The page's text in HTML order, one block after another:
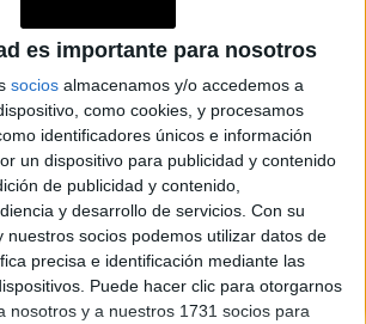
es importante para nosotros
socios almacenamos y/o accedemos a
como cookies, y procesamos
identificadores únicos e información
un dispositivo para publicidad y contenido
de publicidad y contenido,
y desarrollo de servicios. Con su
nuestros socios podemos utilizar datos de
precisa e identificación mediante las
Puede hacer clic para otorgarnos
nosotros y a nuestros 1731 socios para
Parabrisas
Mía Lunateen Break BATimes
2019 - Todos los derechos reservados
Propiedad Intelectual: Nro. 5346433